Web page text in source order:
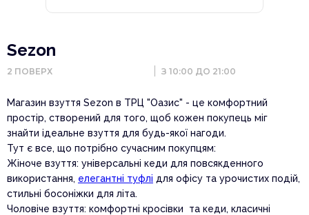
Sezon
2 ПОВЕРХ З 10:00 ДО 21:00
Магазин взуття Sezon в ТРЦ "Оазис" - це комфортний
простір, створений для того, щоб кожен покупець міг
знайти ідеальне взуття для будь-якої нагоди.
Тут є все, що потрібно сучасним покупцям:
Жіноче взуття: універсальні кеди для повсякденного
використання, елегантні туфлі для офісу та урочистих подій,
стильні босоніжки для літа.
Чоловіче взуття: комфортні кросівки та кеди, класичні